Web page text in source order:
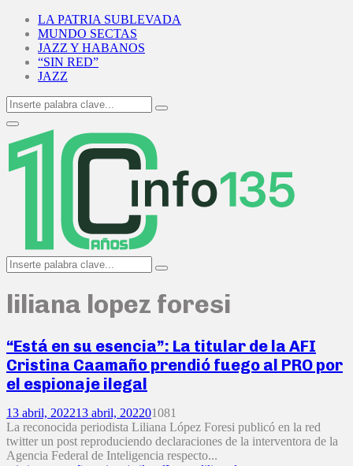
LA PATRIA SUBLEVADA
MUNDO SECTAS
JAZZ Y HABANOS
“SIN RED”
JAZZ
Search
for:
Search
Primary
Menu
Search
for:
Search
liliana lopez foresi
“Está en su esencia”: La titular de la AFI
Cristina Caamaño prendió fuego al PRO por
el espionaje ilegal
13 abril, 202213 abril, 202201081
La reconocida periodista Liliana López Foresi publicó en la red
twitter un post reproduciendo declaraciones de la interventora de la
Agencia Federal de Inteligencia respecto...